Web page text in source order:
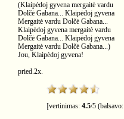
(Klaipėdoj gyvena mergaitė vardu
Dolčė Gabana... Klaipėdoj gyvena
Mergaitė vardu Dolčė Gabana...
Klaipėdoj gyvena mergaitė vardu
Dolčė Gabana... Klaipėdoj gyvena
Mergaitė vardu Dolčė Gabana...)
Jou, Klaipėdoj gyvena!
pried.2x.
Įvertinimas: 4.5/5 (balsavo: